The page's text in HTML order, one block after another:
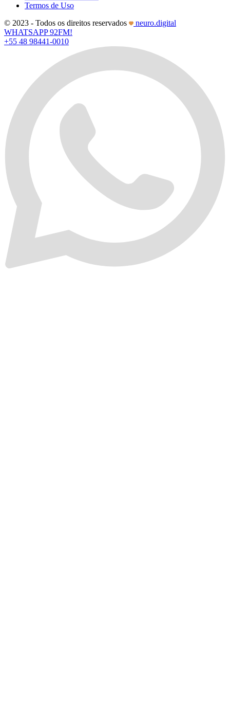
Termos de Uso
© 2023 - Todos os direitos reservados
neuro.digital
WHATSAPP 92FM!
+55 48 98441-0010